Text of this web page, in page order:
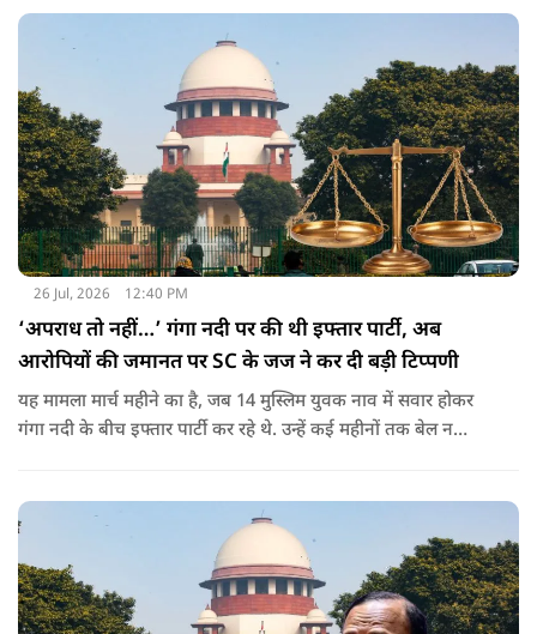
26 Jul, 2026 12:40 PM
‘अपराध तो नहीं…’ गंगा नदी पर की थी इफ्तार पार्टी, अब
आरोपियों की जमानत पर SC के जज ने कर दी बड़ी टिप्पणी
यह मामला मार्च महीने का है, जब 14 मुस्लिम युवक नाव में सवार होकर
गंगा नदी के बीच इफ्तार पार्टी कर रहे थे. उन्हें कई महीनों तक बेल न